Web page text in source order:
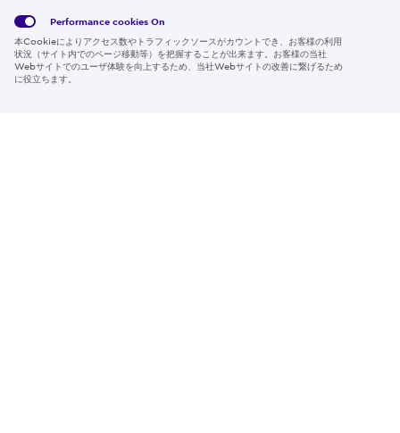
Policy
約
Region & Language:
Japan | JP
Performance cookies On
本Cookieによりアクセス数やトラフィックソースがカウントでき、お客様の利用
状況（サイト内でのページ移動等）を把握することが出来ます。お客様の当社
Webサイトでのユーザ体験を向上するため、当社Webサイトの改善に繋げるため
に役立ちます。